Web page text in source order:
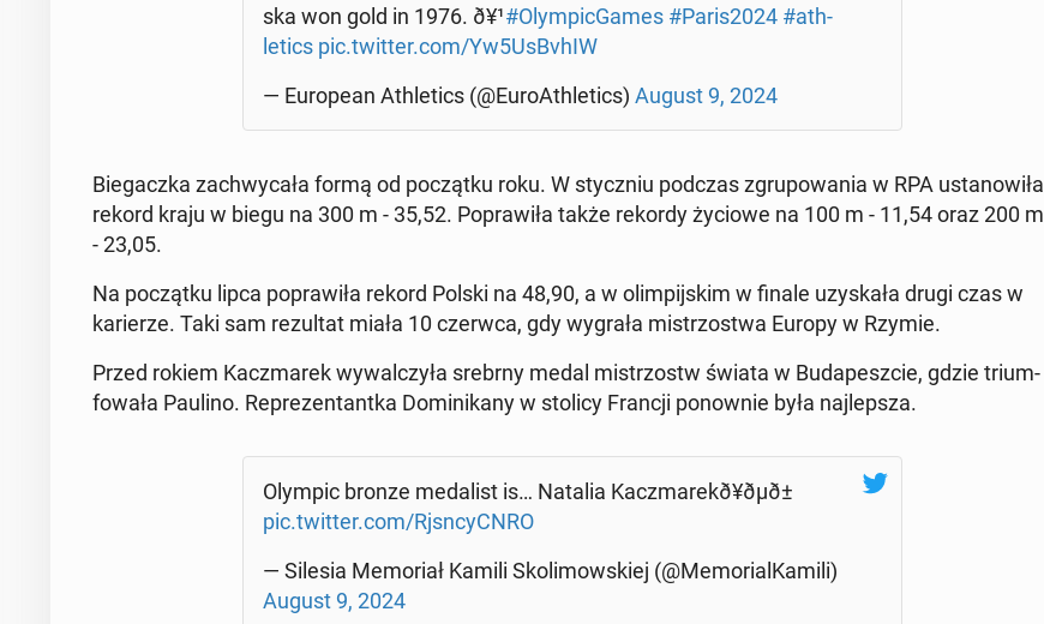
ska won gold in 1976. ð¥¹#Olym­pic­Ga­mes #Paris2024 #ath­
le­tics pic.twitter.com/Yw5UsBvhIW
— Eu­ro­pe­an Ath­le­tics (@Eu­ro­Ath­le­tics) August 9, 2024
Bie­gacz­ka za­chwy­ca­ła formą od po­cząt­ku roku. W stycz­niu podczas zgru­po­wa­nia w RPA usta­no­wi­ła
rekord kraju w biegu na 300 m - 35,52. Po­pra­wi­ła także rekordy życiowe na 100 m - 11,54 oraz 200 m
- 23,05.
Na po­cząt­ku lipca po­pra­wi­ła rekord Polski na 48,90, a w olim­pij­skim w finale uzy­ska­ła drugi czas w
ka­rie­rze. Taki sam re­zul­tat miała 10 czerwca, gdy wygrała mi­strzo­stwa Europy w Rzymie.
Przed rokiem Kacz­ma­rek wy­wal­czy­ła srebrny medal mi­strzostw świata w Bu­da­pesz­cie, gdzie trium­
fo­wa­ła Paulino. Re­pre­zen­tant­ka Do­mi­ni­ka­ny w stolicy Francji po­now­nie była naj­lep­sza.
Olympic bronze me­da­list is… Natalia Kacz­ma­re­kð¥ðµð±
pic.twitter.com/Rjsn­cyCN­RO
— Silesia Me­mo­riał Kamili Sko­li­mow­skiej (@Me­mo­rial­Ka­mi­li)
August 9, 2024